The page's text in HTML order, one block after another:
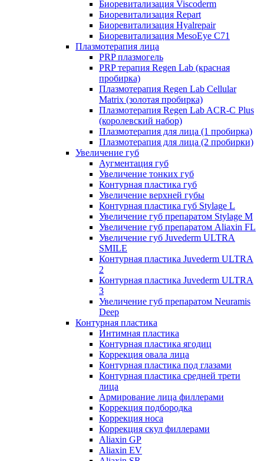
Биоревитализация Viscoderm
Биоревитализация Repart
Биоревитализация Hyalrepair
Биоревитализация MesoEye C71
Плазмотерапия лица
PRP плазмогель
PRP терапия Regen Lab (красная
пробирка)
Плазмотерапия Regen Lab Cellular
Matrix (золотая пробирка)
Плазмотерапия Regen Lab ACR-C Plus
(королевский набор)
Плазмотерапия для лица (1 пробирка)
Плазмотерапия для лица (2 пробирки)
Увеличение губ
Аугментация губ
Увеличение тонких губ
Контурная пластика губ
Увеличение верхней губы
Контурная пластика губ Stylage L
Увеличение губ препаратом Stylage M
Увеличение губ препаратом Aliaxin FL
Увеличение губ Juvederm ULTRA
SMILE
Контурная пластика Juvederm ULTRA
2
Контурная пластика Juvederm ULTRA
3
Увеличение губ препаратом Neuramis
Deep
Контурная пластика
Интимная пластика
Контурная пластика ягодиц
Коррекция овала лица
Контурная пластика под глазами
Контурная пластика средней трети
лица
Армирование лица филлерами
Коррекция подбородка
Коррекция носа
Коррекция скул филлерами
Aliaxin GP
Aliaxin EV